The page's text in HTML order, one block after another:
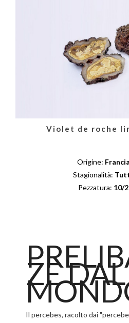
Violet de roche
Origine:
Stagionalità:
Pezzatura: 10/
ZE DAL
Il percebes, racolto dai